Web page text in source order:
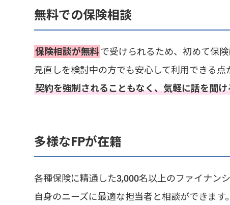
無料での保険相談
保険相談が無料で受けられるため、初めて保険
見直しを検討中の方でも安心して利用できる点
契約を強制されることもなく、気軽に話を聞け
多様なFPが在籍
各種保険に精通した3,000名以上のファイナン
自身のニーズに最適な担当者と相談ができます。